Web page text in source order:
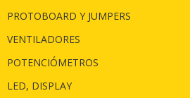
PROTOBOARD Y JUMPERS
VENTILADORES
POTENCIÓMETROS
LED, DISPLAY